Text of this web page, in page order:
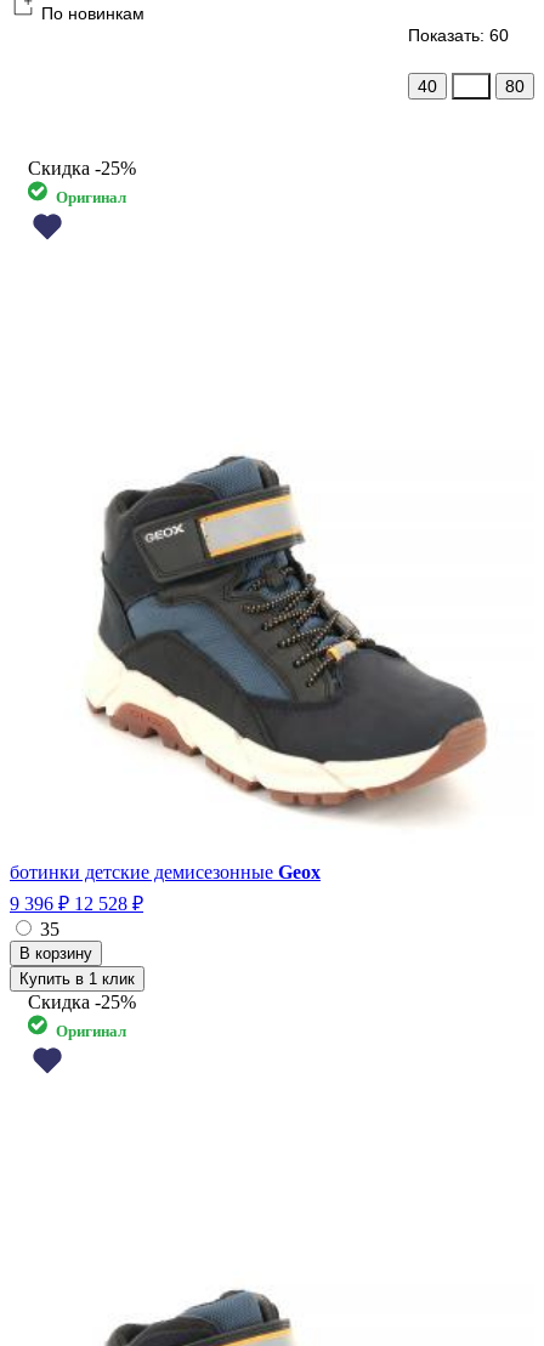
По новинкам
Показать: 60
40 80
Скидка -25%
Оригинал
ботинки детские демисезонные Geox
9 396 ₽ 12 528 ₽
35
Купить в 1 клик
Скидка -25%
Оригинал